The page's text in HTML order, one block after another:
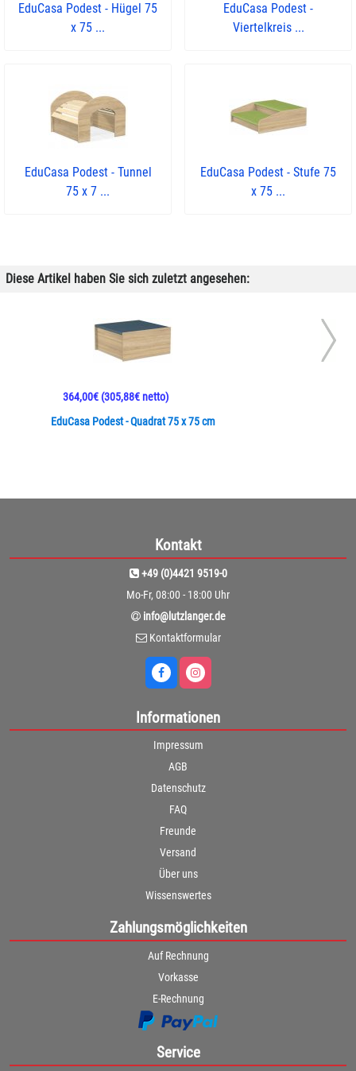
EduCasa Podest - Hügel 75
x 75 ...
EduCasa Podest -
Viertelkreis ...
EduCasa Podest - Tunnel
75 x 7 ...
EduCasa Podest - Stufe 75
x 75 ...
Diese Artikel haben Sie sich zuletzt angesehen:
EduCasa Podest - Quadrat 75 x 75 cm
364,00€(305,88€ netto)
Kontakt
+49 (0)4421 9519-0
Mo-Fr, 08:00 - 18:00 Uhr
info@lutzlanger.de
Kontaktformular
Informationen
Impressum
AGB
Datenschutz
FAQ
Freunde
Versand
Über uns
Wissenswertes
Zahlungsmöglichkeiten
Auf Rechnung
Vorkasse
E-Rechnung
Service